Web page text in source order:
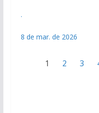
.
8 de mar. de 2026
1 2 3